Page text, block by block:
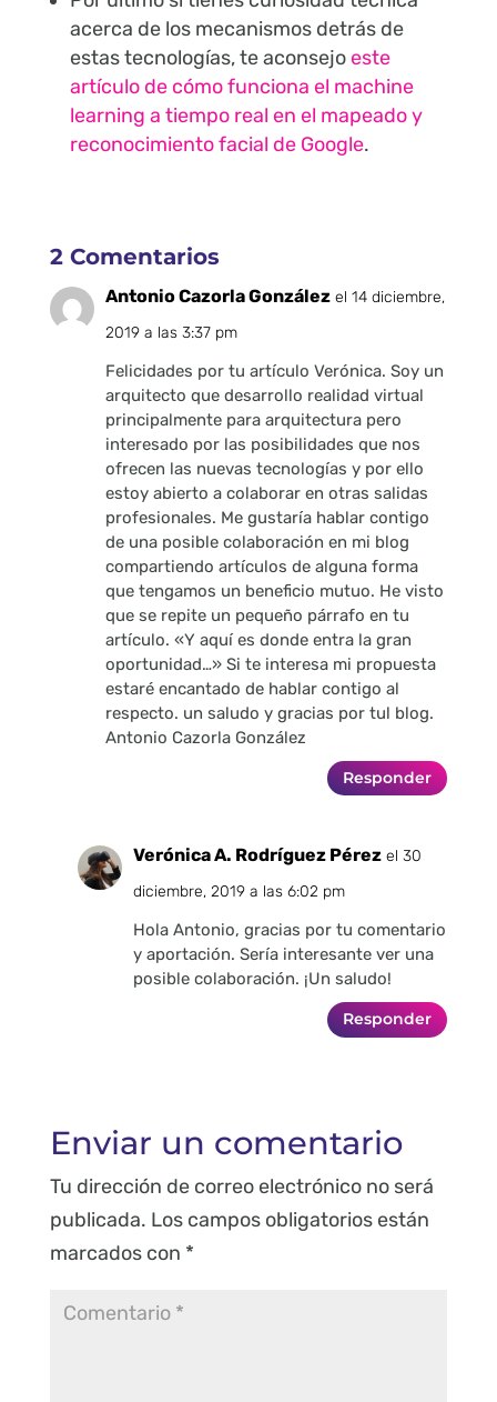
acerca de los mecanismos detrás de
estas tecnologías, te aconsejoeste
artículo de cómo funciona el machine
learning a tiempo real en el mapeado y
reconocimiento facial de Google.
2 Comentarios
Antonio Cazorla González el 14 diciembre,
2019 a las 3:37 pm
Felicidades por tu artículo Verónica. Soy un
arquitecto que desarrollo realidad virtual
principalmente para arquitectura pero
interesado por las posibilidades que nos
ofrecen las nuevas tecnologías y por ello
estoy abierto a colaborar en otras salidas
profesionales. Me gustaría hablar contigo
de una posible colaboración en mi blog
compartiendo artículos de alguna forma
que tengamos un beneficio mutuo. He visto
que se repite un pequeño párrafo en tu
artículo. «Y aquí es donde entra la gran
oportunidad…» Si te interesa mi propuesta
estaré encantado de hablar contigo al
respecto. un saludo y gracias por tul blog.
Antonio Cazorla González
Responder
Verónica A. Rodríguez Pérez el 30
diciembre, 2019 a las 6:02 pm
Hola Antonio, gracias por tu comentario
y aportación. Sería interesante ver una
posible colaboración. ¡Un saludo!
Responder
Enviar un comentario
Tu dirección de correo electrónico no será
publicada. Los campos obligatorios están
marcados con *